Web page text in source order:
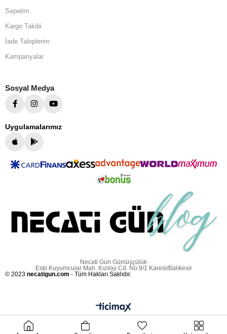
Sepetim
Kargo Takibi
İade Taleplerim
Kampanyalar
Sosyal Medya
Uygulamalarımız
Necati Gün Gümüşçülük
Eski Kuyumcular Mah. Kızılay Cd. No:9/1 Karesi/Balıkesir
© 2023 necatigun.com - Tüm Hakları Saklıdır.